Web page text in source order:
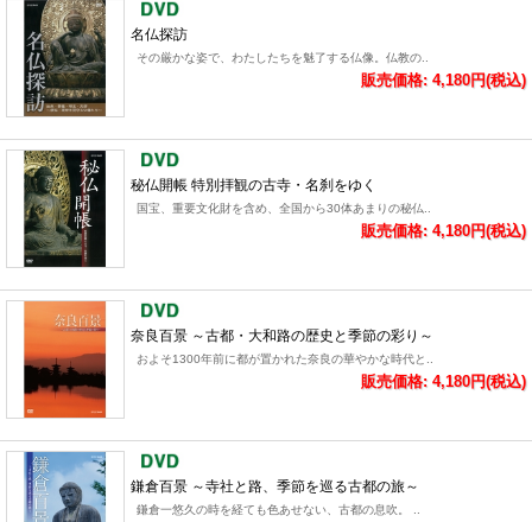
名仏探訪
その厳かな姿で、わたしたちを魅了する仏像。仏教の..
販売価格: 4,180円(税込)
秘仏開帳 特別拝観の古寺・名刹をゆく
国宝、重要文化財を含め、全国から30体あまりの秘仏..
販売価格: 4,180円(税込)
奈良百景 ～古都・大和路の歴史と季節の彩り～
およそ1300年前に都が置かれた奈良の華やかな時代と..
販売価格: 4,180円(税込)
鎌倉百景 ～寺社と路、季節を巡る古都の旅～
鎌倉一悠久の時を経ても色あせない、古都の息吹。 ..